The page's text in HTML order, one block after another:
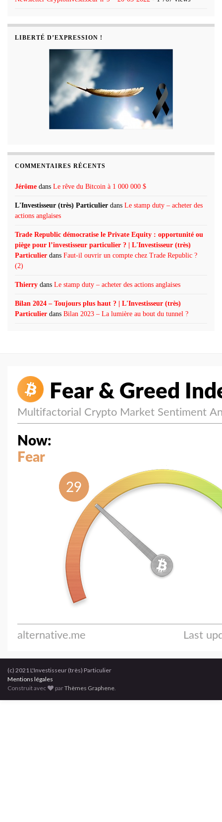
LIBERTÉ D’EXPRESSION !
COMMENTAIRES RÉCENTS
Jérôme dans Le rêve du Bitcoin à 1 000 000 $
L'Investisseur (très) Particulier dans Le stamp duty – acheter des
actions anglaises
Trade Republic démocratise le Private Equity : opportunité ou
piège pour l’investisseur particulier ? | L'Investisseur (très)
Particulier dans Faut-il ouvrir un compte chez Trade Republic ?
(2)
Thierry dans Le stamp duty – acheter des actions anglaises
Bilan 2024 – Toujours plus haut ? | L'Investisseur (très)
Particulier dans Bilan 2023 – La lumière au bout du tunnel ?
(c) 2021 L'Investisseur (très) Particulier
Mentions légales
Construit avec
parThèmes Graphene